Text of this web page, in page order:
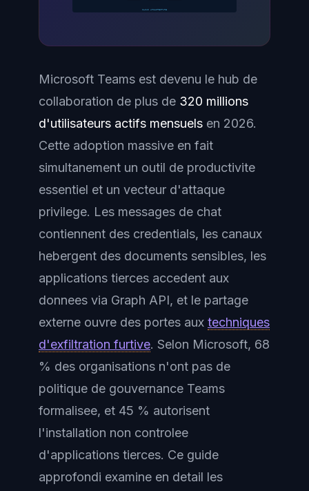
CLOUD ARCHITECTURE
Microsoft Teams est devenu le hub de
collaboration de plus de 320 millions
d'utilisateurs actifs mensuels en 2026.
Cette adoption massive en fait
simultanement un outil de productivite
essentiel et un vecteur d'attaque
privilege. Les messages de chat
contiennent des credentials, les canaux
hebergent des documents sensibles, les
applications tierces accedent aux
donnees via Graph API, et le partage
externe ouvre des portes aux techniques
d'exfiltration furtive. Selon Microsoft, 68
% des organisations n'ont pas de
politique de gouvernance Teams
formalisee, et 45 % autorisent
l'installation non controlee
d'applications tierces. Ce guide
approfondi examine en detail les